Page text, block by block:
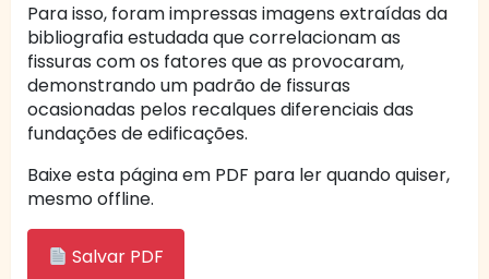
Para isso, foram impressas imagens extraídas da
bibliografia estudada que correlacionam as
fissuras com os fatores que as provocaram,
demonstrando um padrão de fissuras
ocasionadas pelos recalques diferenciais das
fundações de edificações.
Baixe esta página em PDF para ler quando quiser,
mesmo offline.
Salvar PDF